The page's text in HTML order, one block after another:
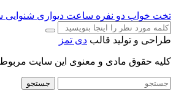
تخت خواب دو نفره ساعت دیواری شنوایی
طراحی و تولید قالب دی تمز
کلیه حقوق مادی و معنوی این سایت
جستجو